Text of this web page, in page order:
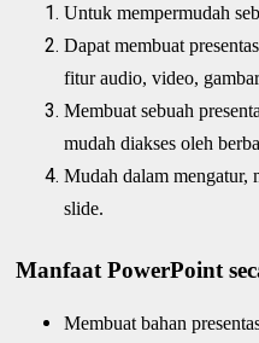
Untuk mempermudah
Dapat membuat
fitur audio, video,
Membuat sebuah
mudah diakses oleh
Mudah dalam mengatur,
slide.
Manfaat PowerPoint
Membuat bahan